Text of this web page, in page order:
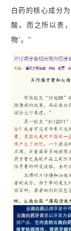
白药的核心成分
酸。而之所以贵
物’。”